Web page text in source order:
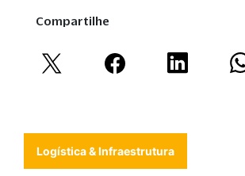
Compartilhe
Logística & Infraestrutura